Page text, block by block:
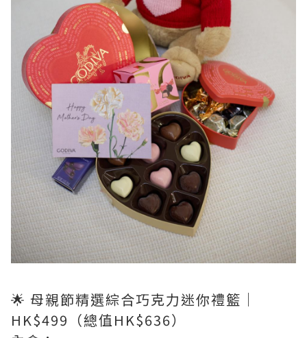
🌟 母親節精選綜合巧克力迷你禮籃｜
HK$499（總值HK$636）